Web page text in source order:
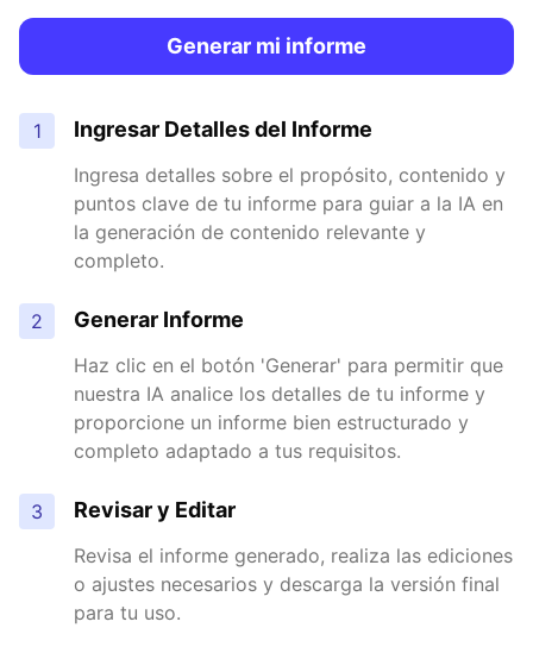
Generar mi informe
1 Ingresar Detalles del Informe
Ingresa detalles sobre el propósito, contenido y
puntos clave de tu informe para guiar a la IA en
la generación de contenido relevante y
completo.
2 Generar Informe
Haz clic en el botón 'Generar' para permitir que
nuestra IA analice los detalles de tu informe y
proporcione un informe bien estructurado y
completo adaptado a tus requisitos.
3 Revisar y Editar
Revisa el informe generado, realiza las ediciones
o ajustes necesarios y descarga la versión final
para tu uso.